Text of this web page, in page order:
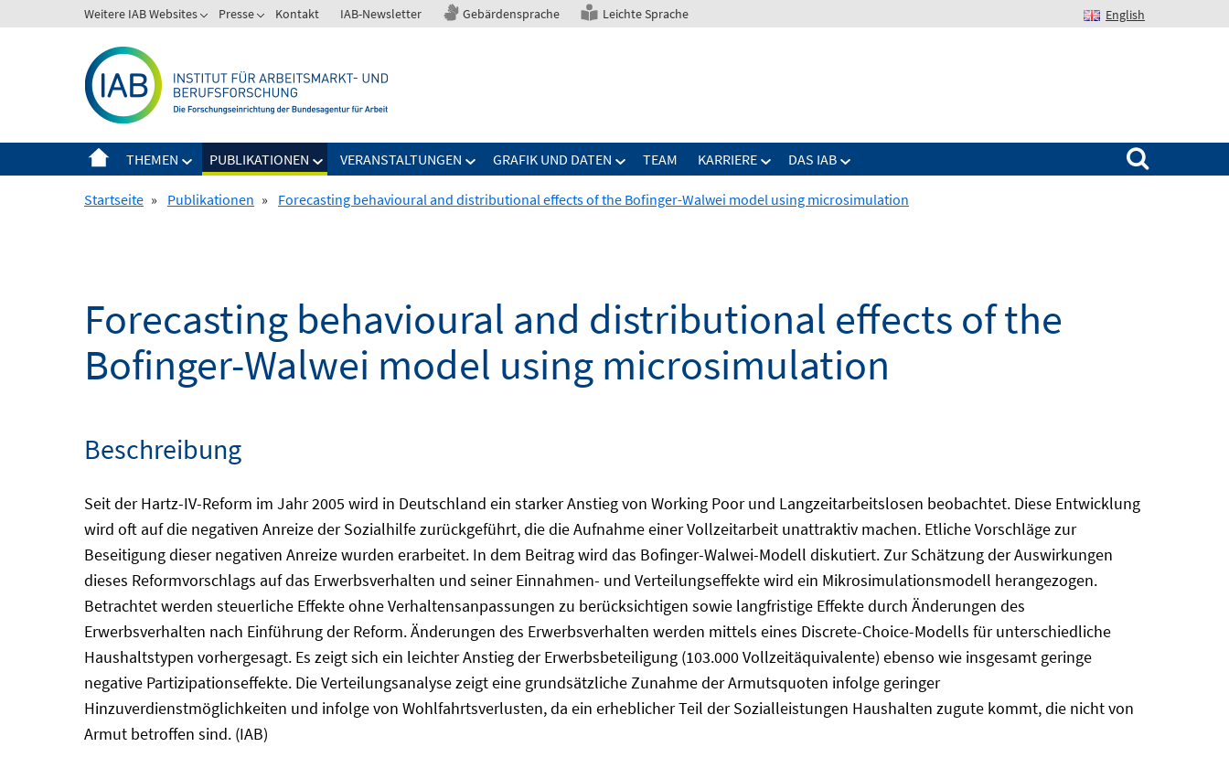
zum
Weitere IAB Websites Presse Kontakt IAB-Newsletter Gebärdensprache Leichte Sprache English
THEMEN PUBLIKATIONEN VERANSTALTUNGEN GRAFIK UND DATEN TEAM KARRIERE DAS IAB
Suchen nach:
Startseite » Publikationen » Forecasting behavioural and distributional effects of the Bofinger-Walwei model using microsimulation
Forecasting behavioural and distributional effects of the
Bofinger-Walwei model using microsimulation
Beschreibung
Seit der Hartz-IV-Reform im Jahr 2005 wird in Deutschland ein starker Anstieg von Working Poor und Langzeitarbeitslosen beobachtet. Diese Entwicklung
wird oft auf die negativen Anreize der Sozialhilfe zurückgeführt, die die Aufnahme einer Vollzeitarbeit unattraktiv machen. Etliche Vorschläge zur
Beseitigung dieser negativen Anreize wurden erarbeitet. In dem Beitrag wird das Bofinger-Walwei-Modell diskutiert. Zur Schätzung der Auswirkungen
dieses Reformvorschlags auf das Erwerbsverhalten und seiner Einnahmen- und Verteilungseffekte wird ein Mikrosimulationsmodell herangezogen.
Betrachtet werden steuerliche Effekte ohne Verhaltensanpassungen zu berücksichtigen sowie langfristige Effekte durch Änderungen des
Erwerbsverhalten nach Einführung der Reform. Änderungen des Erwerbsverhalten werden mittels eines Discrete-Choice-Modells für unterschiedliche
Haushaltstypen vorhergesagt. Es zeigt sich ein leichter Anstieg der Erwerbsbeteiligung (103.000 Vollzeitäquivalente) ebenso wie insgesamt geringe
negative Partizipationseffekte. Die Verteilungsanalyse zeigt eine grundsätzliche Zunahme der Armutsquoten infolge geringer
Hinzuverdienstmöglichkeiten und infolge von Wohlfahrtsverlusten, da ein erheblicher Teil der Sozialleistungen Haushalten zugute kommt, die nicht von
Armut betroffen sind. (IAB)